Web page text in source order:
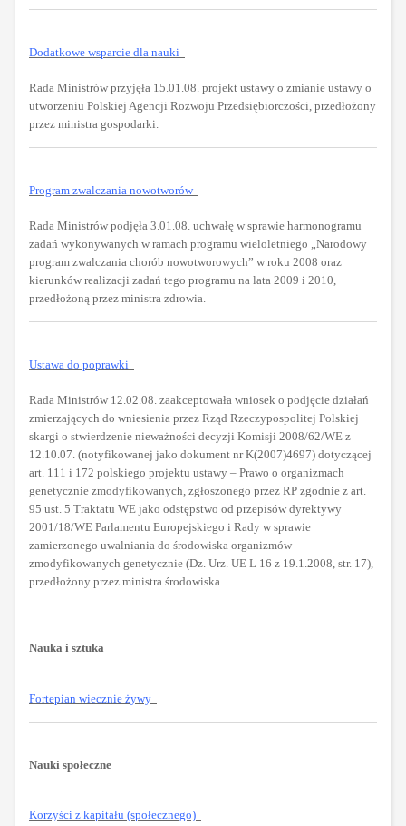
Dodatkowe wsparcie dla nauki
Rada Ministrów przyjęła 15.01.08. projekt ustawy o zmianie ustawy o
utworzeniu Polskiej Agencji Rozwoju Przedsiębiorczości, przedłożony
przez ministra gospodarki.
Program zwalczania nowotworów
Rada Ministrów podjęła 3.01.08. uchwałę w sprawie harmonogramu
zadań wykonywanych w ramach programu wieloletniego „Narodowy
program zwalczania chorób nowotworowych” w roku 2008 oraz
kierunków realizacji zadań tego programu na lata 2009 i 2010,
przedłożoną przez ministra zdrowia.
Ustawa do poprawki
Rada Ministrów 12.02.08. zaakceptowała wniosek o podjęcie działań
zmierzających do wniesienia przez Rząd Rzeczypospolitej Polskiej
skargi o stwierdzenie nieważności decyzji Komisji 2008/62/WE z
12.10.07. (notyfikowanej jako dokument nr K(2007)4697) dotyczącej
art. 111 i 172 polskiego projektu ustawy – Prawo o organizmach
genetycznie zmodyfikowanych, zgłoszonego przez RP zgodnie z art.
95 ust. 5 Traktatu WE jako odstępstwo od przepisów dyrektywy
2001/18/WE Parlamentu Europejskiego i Rady w sprawie
zamierzonego uwalniania do środowiska organizmów
zmodyfikowanych genetycznie (Dz. Urz. UE L 16 z 19.1.2008, str. 17),
przedłożony przez ministra środowiska.
Nauka i sztuka
Fortepian wiecznie żywy
Nauki społeczne
Korzyści z kapitału (społecznego)